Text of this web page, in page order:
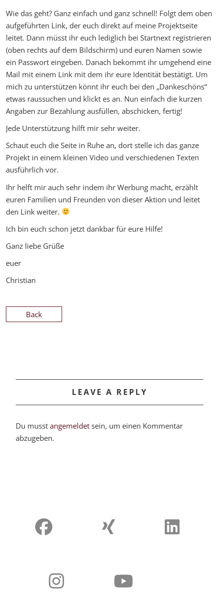
Wie das geht? Ganz einfach und ganz schnell! Folgt dem oben
aufgeführten Link, der euch direkt auf meine Projektseite
leitet. Dann müsst ihr euch lediglich bei Startnext registrieren
(oben rechts auf dem Bildschirm) und euren Namen sowie
ein Passwort eingeben. Danach bekommt ihr umgehend eine
Mail mit einem Link mit dem ihr eure Identität bestätigt. Um
mich zu unterstützen könnt ihr euch bei den „Dankeschöns“
etwas raussuchen und klickt es an. Nun einfach die kurzen
Angaben zur Bezahlung ausfüllen, abschicken, fertig!
Jede Unterstützung hilft mir sehr weiter.
Schaut euch die Seite in Ruhe an, dort stelle ich das ganze
Projekt in einem kleinen Video und verschiedenen Texten
ausführlich vor.
Ihr helft mir auch sehr indem ihr Werbung macht, erzählt
euren Familien und Freunden von dieser Aktion und leitet
den Link weiter.
Ich bin euch schon jetzt dankbar für eure Hilfe!
Ganz liebe Grüße
euer
Christian
Back
LEAVE A REPLY
Du musst angemeldet sein, um einen Kommentar
abzugeben.